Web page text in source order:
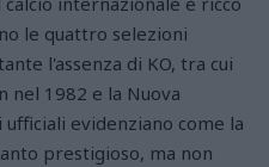
le quattro selezioni
l'assenza di KO, tra cui
nel 1982 e la Nuova
evidenziano come la
prestigioso, ma non